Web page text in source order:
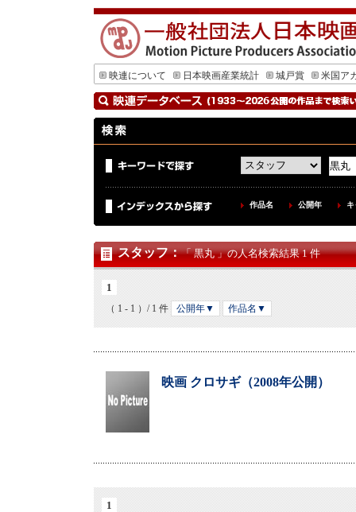
映連について 日本映画産業統計 城戸賞 米国ア
作品名 公開年
スタッフ：「 黒丸 」の人名検索結果 1 件
1
（ 1 - 1 ）/ 1 件 公開年▼ 作品名▼
映画 クロサギ（2008年公開）
1